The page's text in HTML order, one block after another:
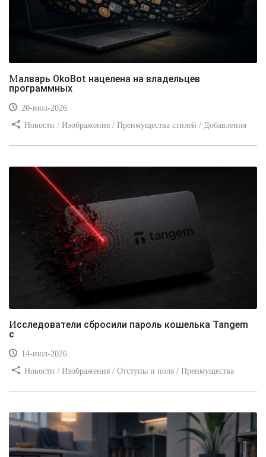
Малварь OkoBot нацелена на владельцев
программных
20-июл-2026
Новости / Изображения / Преимущества стилей / Добавления
Исследователи сбросили пароль кошелька Tangem
с
14-июл-2026
Новости / Изображения / Отступы и поля / Преимущества